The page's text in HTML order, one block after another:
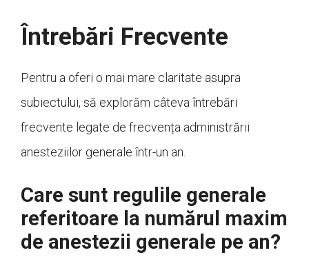
Întrebări Frecvente
Pentru a oferi o mai mare claritate asupra
subiectului, să explorăm câteva întrebări
frecvente legate de frecvența administrării
anesteziilor generale într-un an.
Care sunt regulile generale
referitoare la numărul maxim
de anestezii generale pe an?